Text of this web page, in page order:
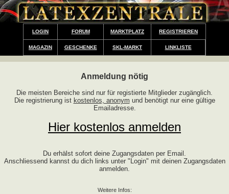
LOGIN FORUM MARKTPLATZ REGISTRIEREN
MAGAZIN GESCHENKE SKL-MARKT LINKLISTE
Anmeldung nötig
Die meisten Bereiche sind nur für registierte Mitglieder zugänglich.
Die registrierung ist kostenlos, anonym und benötigt nur eine gültige
Emailadresse.
Hier kostenlos anmelden
Du erhälst sofort deine Zugangsdaten per Email.
Anschliessend kannst du dich links unter "Login" mit deinen Zugangsdaten
anmelden.
Weitere Infos: